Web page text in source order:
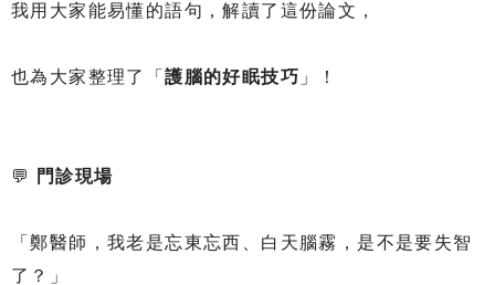
我用大家能易懂的語句，解讀了這份論文，
也為大家整理了「護腦的好眠技巧 」！
💬 門診現場
「鄭醫師，我老是忘東忘西、白天腦霧，是不是要失智
了？」